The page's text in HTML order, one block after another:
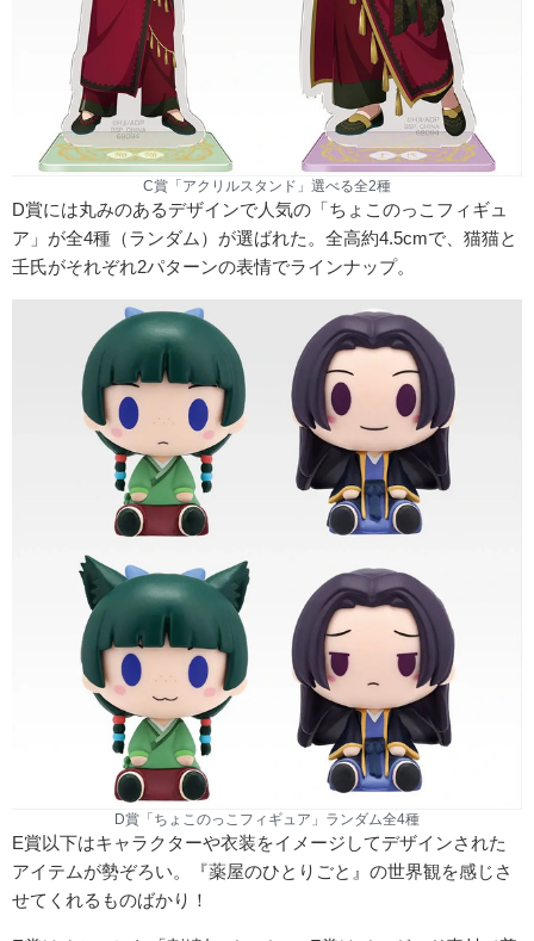
C賞「アクリルスタンド」選べる全2種
D賞には丸みのあるデザインで人気の「ちょこのっこフィギュ
ア」が全4種（ランダム）が選ばれた。全高約4.5cmで、猫猫と
壬氏がそれぞれ2パターンの表情でラインナップ。
D賞「ちょこのっこフィギュア」ランダム全4種
E賞以下はキャラクターや衣装をイメージしてデザインされた
アイテムが勢ぞろい。『薬屋のひとりごと』の世界観を感じさ
せてくれるものばかり！